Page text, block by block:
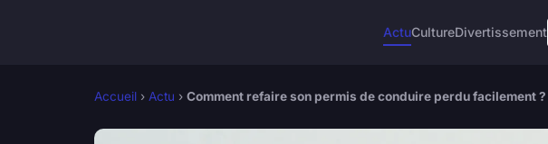
ActuCultureDivertissement
Accueil › Actu › Comment refaire son permis de conduire perdu facilement ?